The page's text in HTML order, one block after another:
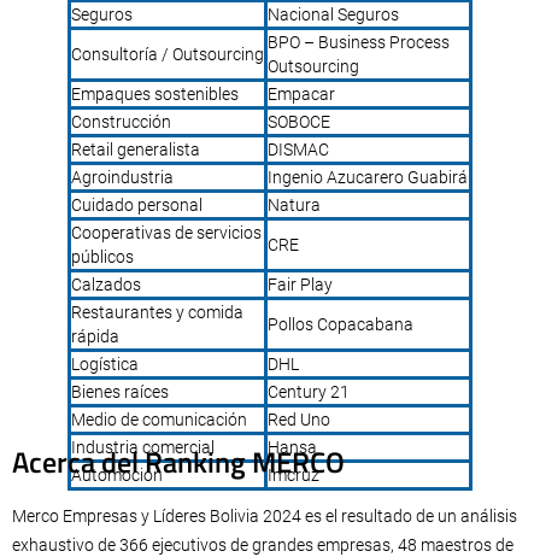
Seguros
Nacional Seguros
Consultoría / Outsourcing
BPO – Business Process
Outsourcing
Empaques sostenibles
Empacar
Construcción
SOBOCE
Retail generalista
DISMAC
Agroindustria
Ingenio Azucarero Guabirá
Cuidado personal
Natura
Cooperativas de servicios
públicos
CRE
Calzados
Fair Play
Restaurantes y comida
rápida
Pollos Copacabana
Logística
DHL
Bienes raíces
Century 21
Medio de comunicación
Red Uno
Industria comercial
Hansa
Automoción
Imcruz
Acerca del Ranking MERCO
Merco Empresas y Líderes Bolivia 2024 es el resultado de un análisis
exhaustivo de 366 ejecutivos de grandes empresas, 48 maestros de